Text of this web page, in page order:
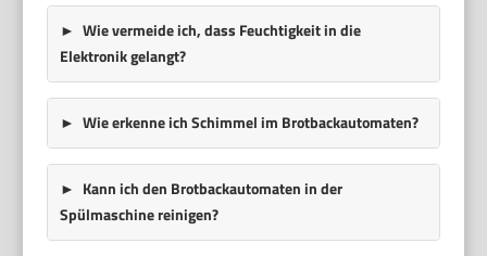
Wie vermeide ich, dass Feuchtigkeit in die
Elektronik gelangt?
Wie erkenne ich Schimmel im Brotbackautomaten?
Kann ich den Brotbackautomaten in der
Spülmaschine reinigen?